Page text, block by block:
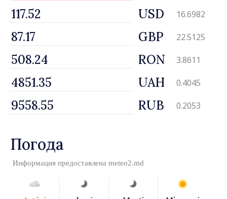
USD 16.6982
GBP 22.5125
RON 3.8611
UAH 0.4045
RUB 0.2053
Погода
Информация предоставлена meteo2.md